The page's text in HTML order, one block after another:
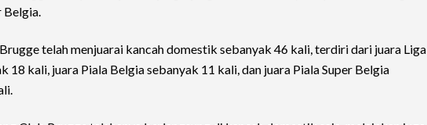
Belgia.
telah menjuarai kancah domestik sebanyak 46 kali, terdiri dari juara Liga
18 kali, juara Piala Belgia sebanyak 11 kali, dan juara Piala Super Belgia